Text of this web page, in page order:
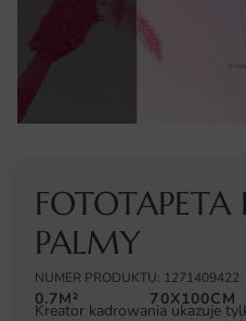
FOTOTAPETA
PALMY
NUMER PRODUKTU: 1271409422
0.7M² 70X100CM
Kreator kadrowania ukazuje